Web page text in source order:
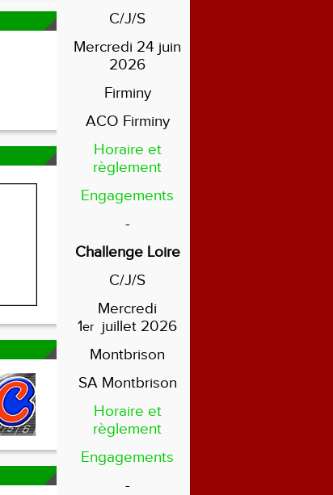
C/J/S
Mercredi 24 juin
2026
Firminy
ACO Firminy
Horaire et
règlement
Engagements
-
Challenge Loire
C/J/S
Mercredi
1er juillet 2026
Montbrison
SA Montbrison
Horaire et
règlement
Engagements
-